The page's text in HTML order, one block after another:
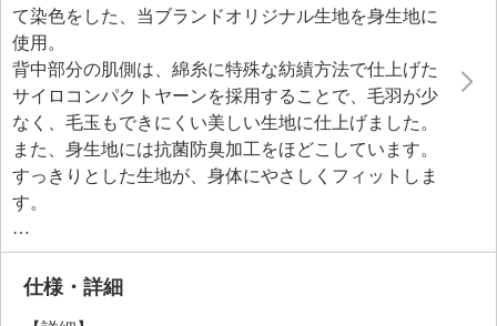
て染色をした、当ブランドオリジナル生地を身生地に
使用。
背中部分の肌側は、綿糸に特殊な紡績方法で仕上げた
サイロコンパクトヤーンを採用することで、毛羽が少
なく、毛玉もできにくい美しい生地に仕上げました。
また、身生地には抗菌防臭加工をほどこしています。
すっきりとした生地が、身体にやさしくフィットしま
す。
胸元やアンダーバストなどに華やかなレースをふんだ
んに使用しました。
当ブランドオリジナルのカップを採用。
仕様・詳細